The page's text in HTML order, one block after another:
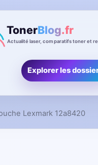
Explorer les
Lexmark 12a8420